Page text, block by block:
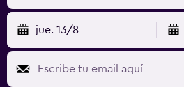
jue. 13/8